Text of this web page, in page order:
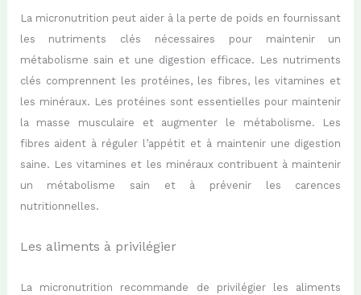
La micronutrition peut aider à la perte de poids en fournissant
les nutriments clés nécessaires pour maintenir un
métabolisme sain et une digestion efficace. Les nutriments
clés comprennent les protéines, les fibres, les vitamines et
les minéraux. Les protéines sont essentielles pour maintenir
la masse musculaire et augmenter le métabolisme. Les
fibres aident à réguler l’appétit et à maintenir une digestion
saine. Les vitamines et les minéraux contribuent à maintenir
un métabolisme sain et à prévenir les carences
nutritionnelles.
Les aliments à privilégier
La micronutrition recommande de privilégier les aliments